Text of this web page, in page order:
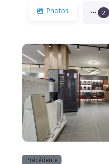
Photos 2
Précédente